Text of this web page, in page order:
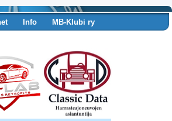
Info
MB-Klubi ry